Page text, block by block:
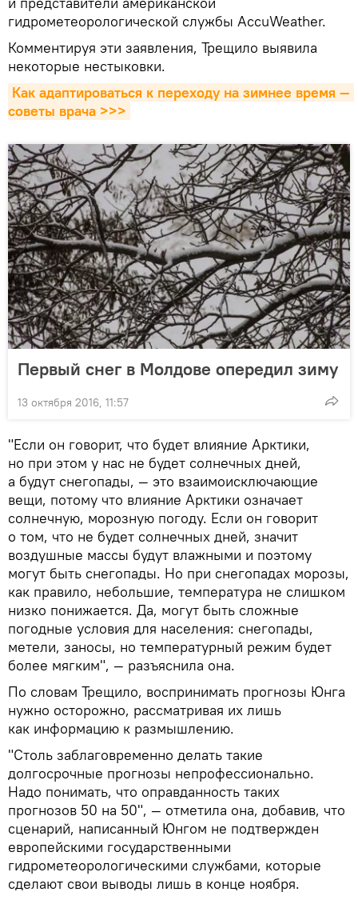
гидрометеорологической службы AccuWeather.
Комментируя эти заявления, Трещило выявила
некоторые нестыковки.
Как адаптироваться к переходу на зимнее время —
советы врача >>>
Первый снег в Молдове опередил зиму
13 октября 2016, 11:57
"Если он говорит, что будет влияние Арктики,
но при этом у нас не будет солнечных дней,
а будут снегопады, — это взаимоисключающие
вещи, потому что влияние Арктики означает
солнечную, морозную погоду. Если он говорит
о том, что не будет солнечных дней, значит
воздушные массы будут влажными и поэтому
могут быть снегопады. Но при снегопадах морозы,
как правило, небольшие, температура не слишком
низко понижается. Да, могут быть сложные
погодные условия для населения: снегопады,
метели, заносы, но температурный режим будет
более мягким", — разъяснила она.
По словам Трещило, воспринимать прогнозы Юнга
нужно осторожно, рассматривая их лишь
как информацию к размышлению.
"Cтоль заблаговременно делать такие
долгосрочные прогнозы непрофессионально.
Надо понимать, что оправданность таких
прогнозов 50 на 50", — отметила она, добавив, что
сценарий, написанный Юнгом не подтвержден
европейскими государственными
гидрометеорологическими службами, которые
сделают свои выводы лишь в конце ноября.